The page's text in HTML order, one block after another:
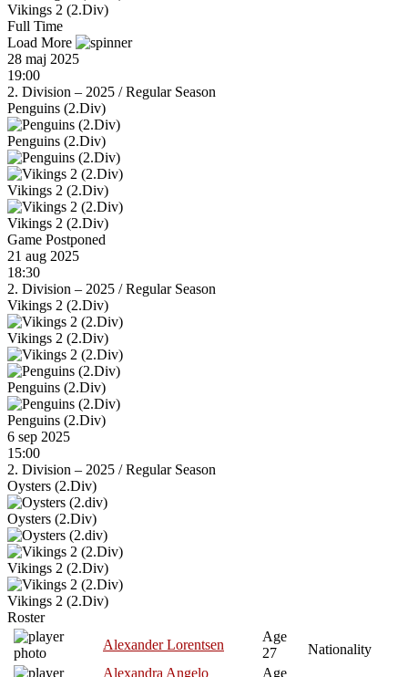
Vikings 2 (2.Div)
Full Time
Load More
28 maj 2025
19:00
2. Division – 2025 /Regular Season
Penguins (2.Div)
Penguins (2.Div)
Vikings 2 (2.Div)
Vikings 2 (2.Div)
Game Postponed
21 aug 2025
18:30
2. Division – 2025 /Regular Season
Vikings 2 (2.Div)
Vikings 2 (2.Div)
Penguins (2.Div)
Penguins (2.Div)
6 sep 2025
15:00
2. Division – 2025 /Regular Season
Oysters (2.Div)
Oysters (2.Div)
Vikings 2 (2.Div)
Vikings 2 (2.Div)
Roster
Alexander Lorentsen
Age
27
Nationality
Alexandra Angelo
Age